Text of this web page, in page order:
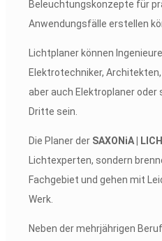
Beleuchtungskonzepte für
Anwendungsfälle erstellen
Lichtplaner können
Elektrotechniker, Architekten,
aber auch Elektroplaner oder
Dritte sein.
Die Planer der SAXONiA |
Lichtexperten, sondern
Fachgebiet und gehen mit
Werk.
Neben der mehrjährigen